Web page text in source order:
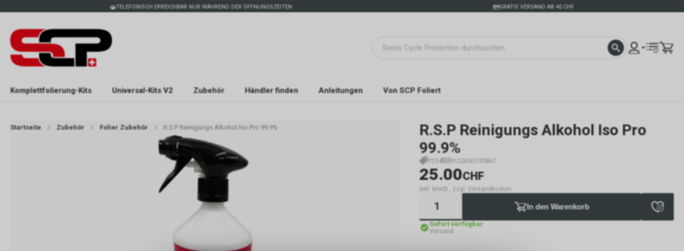
TELEFONISCH ERREICHBAR NUR WÄHREND DER ÖFFNUNGSZEITEN. GRATIS VERSAND AB 40 CHF
Komplettfolierung-Kits Universal-Kits V2 Zubehör Händler finden Anleitungen Von SCP Foliert
Startseite Zubehör Folier Zubehör R.S.P Reinigungs Alkohol Iso Pro 99.9%
R.S.P Reinigungs Alkohol Iso Pro
99.9%
P254 9120050150867
25.00CHF
inkl. MwSt., zzgl. Versandkosten
In den Warenkorb
Sofort verfügbar
Versand